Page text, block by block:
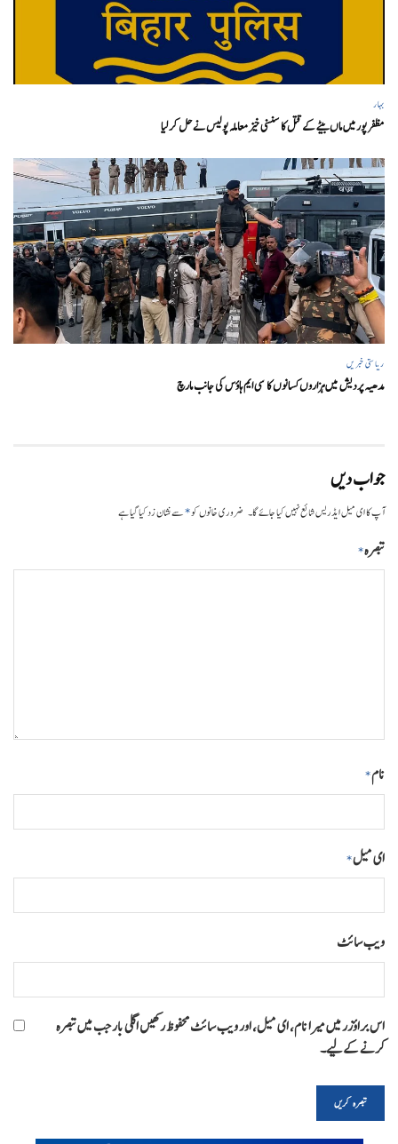
بہار
مظفر پور میں ماں بیٹے کے قتل کا سنسنی خیز معاملہ پولیس نے حل کر لیا
ریاستی خبریں
مدھیہ پردیش میں ہزاروں کسانوں کا سی ایم ہاؤس کی جانب مارچ
جواب دیں
آپ کا ای میل ایڈریس شائع نہیں کیا جائے گا۔ ضروری خانوں کو*سے نشان زد کیا گیا ہے
تبصرہ*
نام*
ای میل*
ویب‌ سائٹ
اس براؤزر میں میرا نام، ای میل، اور ویب سائٹ محفوظ رکھیں اگلی بار جب میں تبصرہ
کرنے کےلیے۔